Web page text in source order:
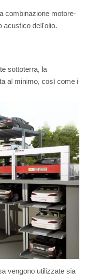
combinazione motore-
acustico dell'olio.
sottoterra, la
al minimo, così come i
vengono utilizzate sia